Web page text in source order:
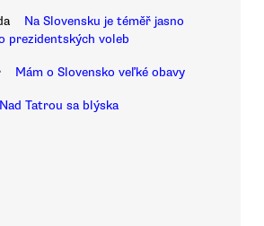
Na Slovensku je téměř jasno
prezidentských voleb
Mám o Slovensko veľké obavy
Nad Tatrou sa blýska